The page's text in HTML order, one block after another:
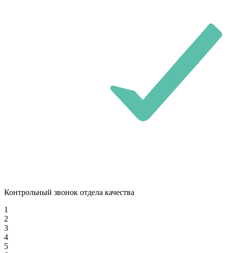
Контрольный звонок отдела качества
1
2
3
4
5